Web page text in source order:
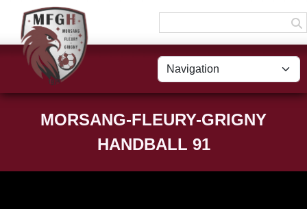
MORSANG-FLEURY-GRIGNY
HANDBALL 91
Panneau de gestion des cookies